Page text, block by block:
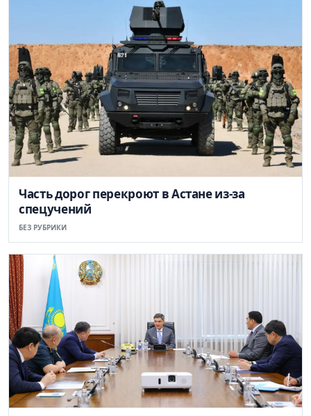
Часть дорог перекроют в Астане из-за
спецучений
БЕЗ РУБРИКИ